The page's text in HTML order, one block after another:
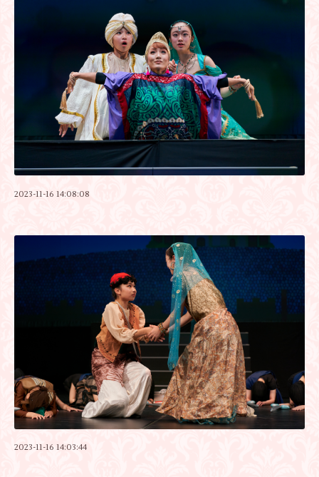
2023-11-16 14:08:08
2023-11-16 14:03:44